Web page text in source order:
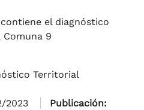
el diagnóstico
9
Territorial
2023
Publicación: